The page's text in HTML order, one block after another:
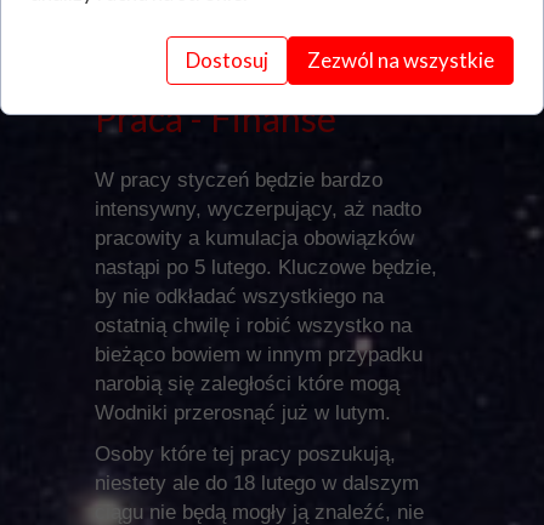
Praca - Finanse
W pracy styczeń będzie bardzo
intensywny, wyczerpujący, aż nadto
pracowity a kumulacja obowiązków
nastąpi po 5 lutego. Kluczowe będzie,
by nie odkładać wszystkiego na
ostatnią chwilę i robić wszystko na
bieżąco bowiem w innym przypadku
narobią się zaległości które mogą
Wodniki przerosnąć już w lutym.
Osoby które tej pracy poszukują,
niestety ale do 18 lutego w dalszym
ciągu nie będą mogły ją znaleźć, nie
Dostosuj Zezwól na wszystkie